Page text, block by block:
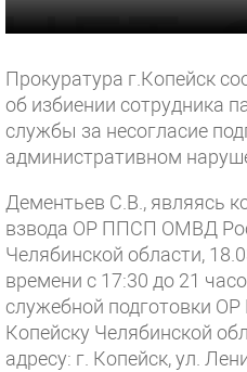
Прокуратура г.Копейск
об избиении сотрудника
службы за несогласие
административном
Дементьев С.В., являясь
взвода ОР ППСП ОМВД
Челябинской области,
времени с 17:30 до 21
служебной подготовки
Копейску Челябинской
адресу: г. Копейск, ул.